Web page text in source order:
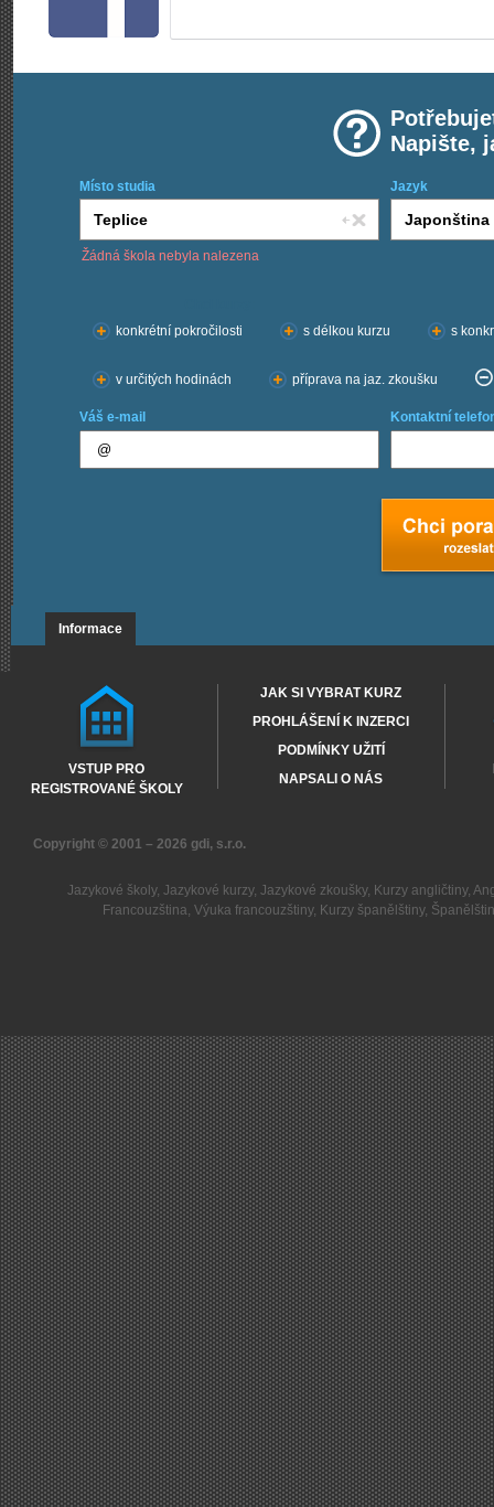
Napište,
Místo studia Jazyk
Žádná škola nebyla nalezena
konkrétní pokročilosti
s délkou kurzu s
v určitých hodinách příprava na jaz. zkoušku
Váš e-mail Kontaktní
Informace
VSTUP PRO
REGISTROVANÉ ŠKOLY
JAK SI VYBRAT KURZ
PROHLÁŠENÍ K INZERCI
PODMÍNKY UŽITÍ
NAPSALI O NÁS
Copyright © 2001 – 2026 gdi, s.r.o.
Jazykové školy, Jazykové kurzy, Jazykové zkoušky, Kurzy angličtiny,
Francouzština,Výuka francouzštiny, Kurzy španělštiny,